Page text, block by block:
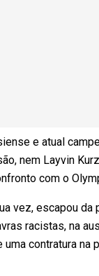
e atual
nem Layvin
com o
vez, escapou
racistas, na
uma contratura na